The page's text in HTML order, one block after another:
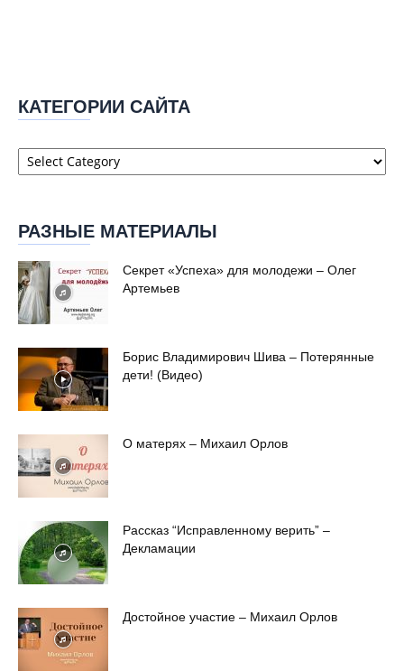
КАТЕГОРИИ САЙТА
Категории
сайта
РАЗНЫЕ МАТЕРИАЛЫ
Секрет «Успеха» для молодежи – Олег
Артемьев
Борис Владимирович Шива – Потерянные
дети! (Видео)
О матерях – Михаил Орлов
Рассказ “Исправленному верить” –
Декламации
Достойное участие – Михаил Орлов